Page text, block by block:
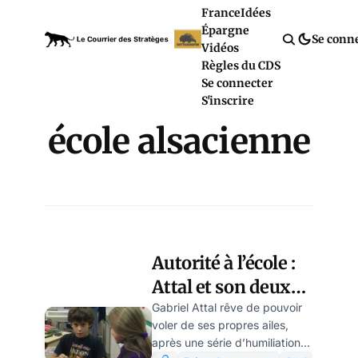
FranceIdées
Épargne
Vidéos
Règles du CDS
Se connecter
S'inscrire
Se
école alsacienne
Autorité à l’école :
Attal et son deux
poids deux
mesures pour les
Gabriel Attal rêve de pouvoir
voler de ses propres ailes,
après une série d’humiliations,